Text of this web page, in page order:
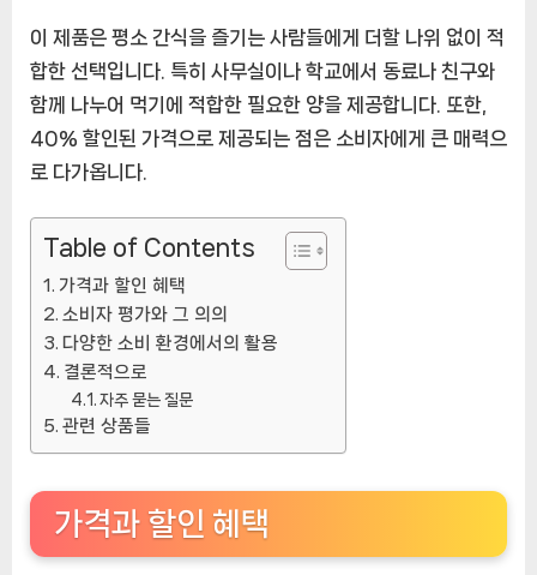
이 제품은 평소 간식을 즐기는 사람들에게 더할 나위 없이 적
합한 선택입니다. 특히 사무실이나 학교에서 동료나 친구와
함께 나누어 먹기에 적합한 필요한 양을 제공합니다. 또한,
40% 할인된 가격으로 제공되는 점은 소비자에게 큰 매력으
로 다가옵니다.
Table of Contents
가격과 할인 혜택
소비자 평가와 그 의의
다양한 소비 환경에서의 활용
결론적으로
자주 묻는 질문
관련 상품들
가격과 할인 혜택